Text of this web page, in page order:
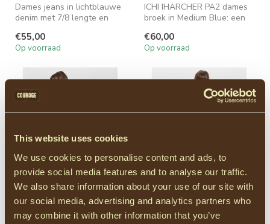
This website uses cookies
We use cookies to personalise content and ads, to
provide social media features and to analyse our traffic.
We also share information about your use of our site with
our social media, advertising and analytics partners who
may combine it with other information that you’ve
Dames jeans in lichtblauwe
denim met 7/8 lengte en
comfortabel...
€55,00
Op voorraad
ICHI IHARCHER PA2 dames
broek in Medium Blue: een
elastisch...
€60,00
Op voorraad
ICHI ICHI